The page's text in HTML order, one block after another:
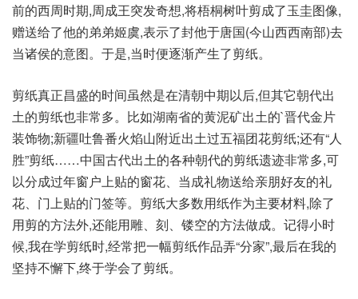
前的西周时期,周成王突发奇想,将梧桐树叶剪成了玉圭图像,
赠送给了他的弟弟姬虞,表示了封他于唐国(今山西西南部)去
当诸侯的意图。于是,当时便逐渐产生了剪纸。
剪纸真正昌盛的时间虽然是在清朝中期以后,但其它朝代出
土的剪纸也非常多。比如湖南省的黄泥矿出土的`晋代金片
装饰物;新疆吐鲁番火焰山附近出土过五福团花剪纸;还有“人
胜”剪纸……中国古代出土的各种朝代的剪纸遗迹非常多,可
以分成过年窗户上贴的窗花、当成礼物送给亲朋好友的礼
花、门上贴的门签等。剪纸大多数用纸作为主要材料,除了
用剪的方法外,还能用雕、刻、镂空的方法做成。记得小时
候,我在学剪纸时,经常把一幅剪纸作品弄“分家”,最后在我的
坚持不懈下,终于学会了剪纸。